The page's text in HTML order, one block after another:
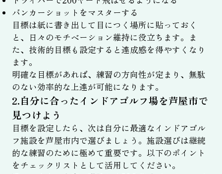
バンカーショットをマスターする
目標は紙に書き出して目につく場所に貼っておく
と、日々のモチベーション維持に役立ちます。ま
た、技術的目標も設定すると達成感を得やすくなり
ます。
明確な目標があれば、練習の方向性が定まり、無駄
のない効率的な上達が可能になります。
2.自分に合ったインドアゴルフ場を芦屋市で
見つけよう
目標を設定したら、次は自分に最適なインドアゴル
フ施設を芦屋市内で選びましょう。施設選びは継続
的な練習のために極めて重要です。以下のポイント
をチェックリストとして活用してください。